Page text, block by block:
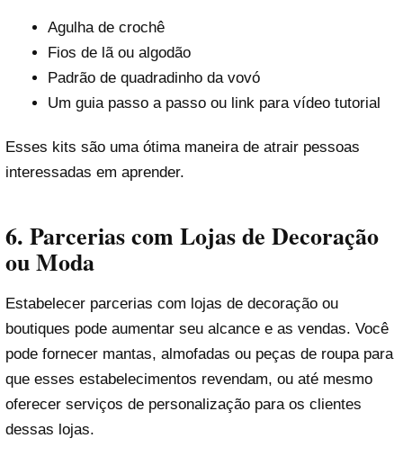
Agulha de crochê
Fios de lã ou algodão
Padrão de quadradinho da vovó
Um guia passo a passo ou link para vídeo tutorial
Esses kits são uma ótima maneira de atrair pessoas
interessadas em aprender.
6. Parcerias com Lojas de Decoração
ou Moda
Estabelecer parcerias com lojas de decoração ou
boutiques pode aumentar seu alcance e as vendas. Você
pode fornecer mantas, almofadas ou peças de roupa para
que esses estabelecimentos revendam, ou até mesmo
oferecer serviços de personalização para os clientes
dessas lojas.